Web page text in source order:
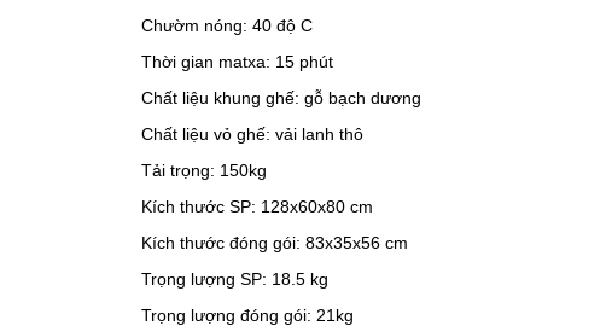
Chườm nóng: 40 độ C
Thời gian matxa: 15 phút
Chất liệu khung ghế: gỗ bạch dương
Chất liệu vỏ ghế: vải lanh thô
Tải trọng: 150kg
Kích thước SP: 128x60x80 cm
Kích thước đóng gói: 83x35x56 cm
Trọng lượng SP: 18.5 kg
Trọng lượng đóng gói: 21kg